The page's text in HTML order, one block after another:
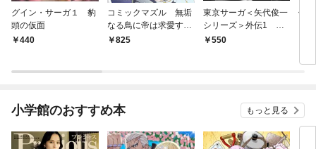
グイン・サーガ１ 豹
頭の仮面
440
コミックマズル 無垢
なる鳥に帝は求愛する
1 825
東京サーガ＜矢代俊一
シリーズ＞外伝1 テ
ンダリー（1）
550
伊
小学館のおすすめ本 もっと見る